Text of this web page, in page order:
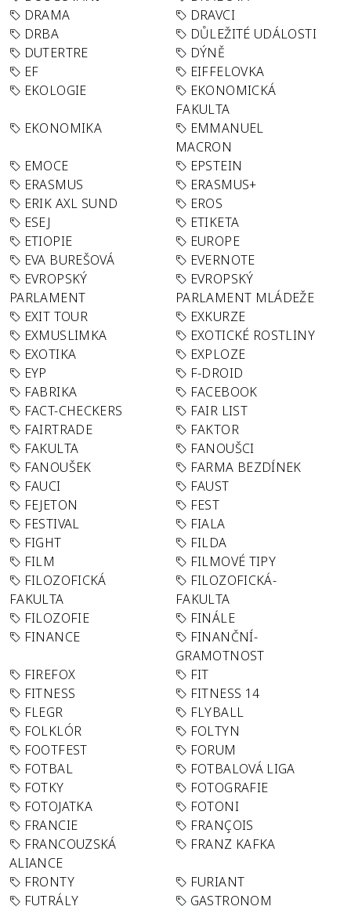
DRAMA
DRAVCI
DRBA
DŮLEŽITÉ UDÁLOSTI
DUTERTRE
DÝNĚ
EF
EIFFELOVKA
EKOLOGIE
EKONOMICKÁ
FAKULTA
EKONOMIKA
EMMANUEL
MACRON
EMOCE
EPSTEIN
ERASMUS
ERASMUS+
ERIK AXL SUND
EROS
ESEJ
ETIKETA
ETIOPIE
EUROPE
EVA BUREŠOVÁ
EVERNOTE
EVROPSKÝ
PARLAMENT
EVROPSKÝ
PARLAMENT MLÁDEŽE
EXIT TOUR
EXKURZE
EXMUSLIMKA
EXOTICKÉ ROSTLINY
EXOTIKA
EXPLOZE
EYP
F-DROID
FABRIKA
FACEBOOK
FACT-CHECKERS
FAIR LIST
FAIRTRADE
FAKTOR
FAKULTA
FANOUŠCI
FANOUŠEK
FARMA BEZDÍNEK
FAUCI
FAUST
FEJETON
FEST
FESTIVAL
FIALA
FIGHT
FILDA
FILM
FILMOVÉ TIPY
FILOZOFICKÁ
FAKULTA
FILOZOFICKÁ-
FAKULTA
FILOZOFIE
FINÁLE
FINANCE
FINANČNÍ-
GRAMOTNOST
FIREFOX
FIT
FITNESS
FITNESS 14
FLEGR
FLYBALL
FOLKLÓR
FOLTYN
FOOTFEST
FORUM
FOTBAL
FOTBALOVÁ LIGA
FOTKY
FOTOGRAFIE
FOTOJATKA
FOTONI
FRANCIE
FRANÇOIS
FRANCOUZSKÁ
ALIANCE
FRANZ KAFKA
FRONTY
FURIANT
FUTRÁLY
GASTRONOM